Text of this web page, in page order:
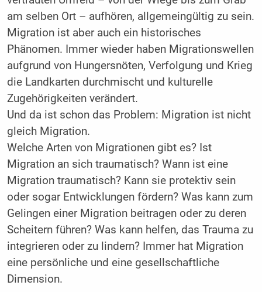
am selben Ort – aufhören, allgemeingültig zu sein.
Migration ist aber auch ein historisches
Phänomen. Immer wieder haben Migrationswellen
aufgrund von Hungersnöten, Verfolgung und Krieg
die Landkarten durchmischt und kulturelle
Zugehörigkeiten verändert.
Und da ist schon das Problem: Migration ist nicht
gleich Migration.
Welche Arten von Migrationen gibt es? Ist
Migration an sich traumatisch? Wann ist eine
Migration traumatisch? Kann sie protektiv sein
oder sogar Entwicklungen fördern? Was kann zum
Gelingen einer Migration beitragen oder zu deren
Scheitern führen? Was kann helfen, das Trauma zu
integrieren oder zu lindern? Immer hat Migration
eine persönliche und eine gesellschaftliche
Dimension.